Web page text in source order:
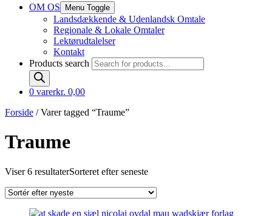
OM OS
Menu Toggle
Landsdækkende & Udenlandsk Omtale
Regionale & Lokale Omtaler
Lektørudtalelser
Kontakt
Products search
0 varerkr. 0,00
Forside / Varer tagged “Traume”
Traume
Viser 6 resultaterSorteret efter seneste